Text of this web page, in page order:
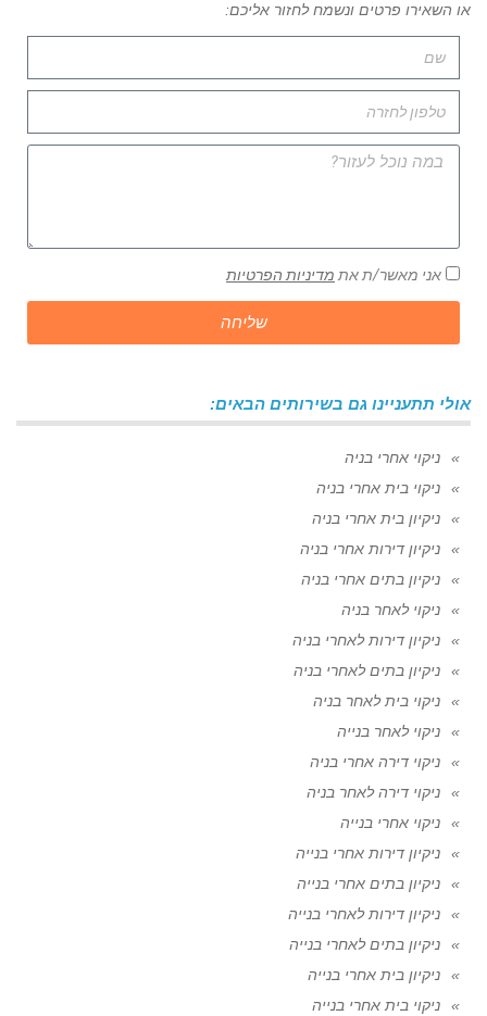
או השאירו פרטים ונשמח לחזור אליכם:
אני מאשר/ת את מדיניות הפרטיות
שליחה
אולי תתעניינו גם בשירותים הבאים:
ניקוי אחרי בניה
ניקוי בית אחרי בניה
ניקיון בית אחרי בניה
ניקיון דירות אחרי בניה
ניקיון בתים אחרי בניה
ניקוי לאחר בניה
ניקיון דירות לאחרי בניה
ניקיון בתים לאחרי בניה
ניקוי בית לאחר בניה
ניקוי לאחר בנייה
ניקוי דירה אחרי בניה
ניקוי דירה לאחר בניה
ניקוי אחרי בנייה
ניקיון דירות אחרי בנייה
ניקיון בתים אחרי בנייה
ניקיון דירות לאחרי בנייה
ניקיון בתים לאחרי בנייה
ניקיון בית אחרי בנייה
ניקוי בית אחרי בנייה